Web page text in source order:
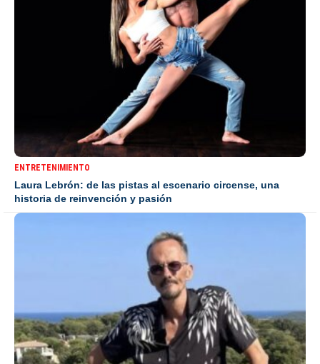
ENTRETENIMIENTO
Laura Lebrón: de las pistas al escenario circense, una
historia de reinvención y pasión